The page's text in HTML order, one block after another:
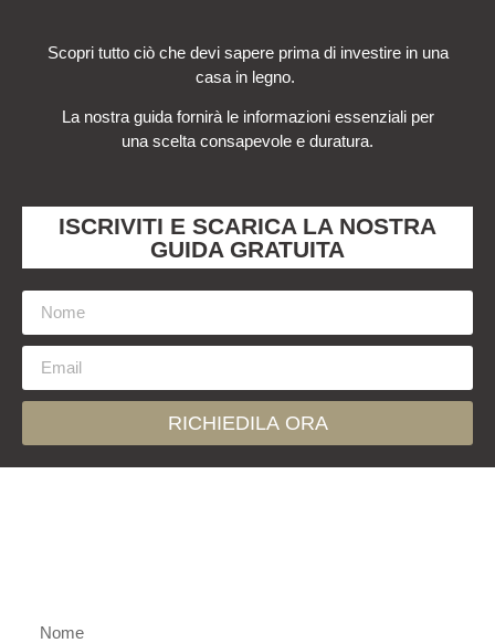
Scopri tutto ciò che devi sapere prima di investire in una
casa in legno.
La nostra guida fornirà le informazioni essenziali per
una scelta consapevole e duratura.
ISCRIVITI E SCARICA LA NOSTRA
GUIDA GRATUITA
RICHIEDILA ORA